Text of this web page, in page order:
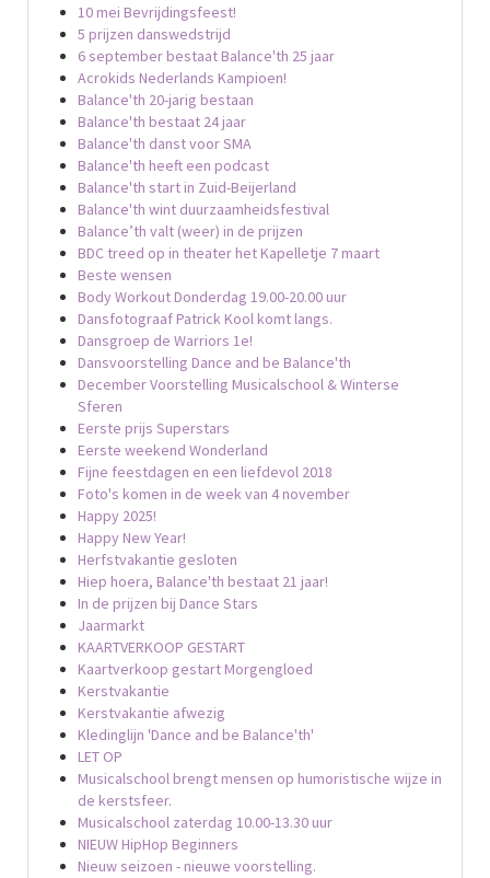
10 mei Bevrijdingsfeest!
5 prijzen danswedstrijd
6 september bestaat Balance'th 25 jaar
Acrokids Nederlands Kampioen!
Balance'th 20-jarig bestaan
Balance'th bestaat 24 jaar
Balance'th danst voor SMA
Balance'th heeft een podcast
Balance'th start in Zuid-Beijerland
Balance'th wint duurzaamheidsfestival
Balance’th valt (weer) in de prijzen
BDC treed op in theater het Kapelletje 7 maart
Beste wensen
Body Workout Donderdag 19.00-20.00 uur
Dansfotograaf Patrick Kool komt langs.
Dansgroep de Warriors 1e!
Dansvoorstelling Dance and be Balance'th
December Voorstelling Musicalschool & Winterse
Sferen
Eerste prijs Superstars
Eerste weekend Wonderland
Fijne feestdagen en een liefdevol 2018
Foto's komen in de week van 4 november
Happy 2025!
Happy New Year!
Herfstvakantie gesloten
Hiep hoera, Balance'th bestaat 21 jaar!
In de prijzen bij Dance Stars
Jaarmarkt
KAARTVERKOOP GESTART
Kaartverkoop gestart Morgengloed
Kerstvakantie
Kerstvakantie afwezig
Kledinglijn 'Dance and be Balance'th'
LET OP
Musicalschool brengt mensen op humoristische wijze in
de kerstsfeer.
Musicalschool zaterdag 10.00-13.30 uur
NIEUW HipHop Beginners
Nieuw seizoen - nieuwe voorstelling.